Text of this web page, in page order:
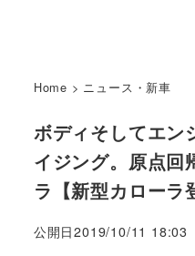
Home > ニュース・新車
ボディそしてエン
イジング。原点回
ラ【新型カローラ
公開日2019/10/11 18:03